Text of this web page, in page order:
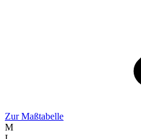
Zur Maßtabelle
M